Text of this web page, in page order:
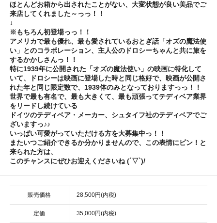
ほとんどお箱から出されたことがない、大変状態が良い美品でご
来店してくれました～っっ！！
↓
※もちろん初登場っっ！！
アメリカで最も優れ、最も愛されているおとぎ話「オズの魔法使
い」とのコラボレーション、主人公のドロシーちゃんと共に旅を
するかかしさんっ！！
特に1939年に公開された「オズの魔法使い」の映画に特化して
いて、ドロシーは映画に登場した時と同じ格好で、映画が公開さ
れた年と同じ限定数で、1939体のみとなっておりますっっ！！
世界で最も有名で、最も大きくて、最も頑張ってテディベア業界
をリードし続けている
ドイツのテディベア・メーカー、シュタイフ社のテディベアでご
ざいますっ♪♪
いっぱい可愛がっていただける方を大募集中っ！！
またいつご紹介できるか分かりませんので、この表情にピン！と
来られた方は、
このチャンスにぜひお迎えくださいね (´▽`)/
販売価格 28,500円(内税)
定価 35,000円(内税)